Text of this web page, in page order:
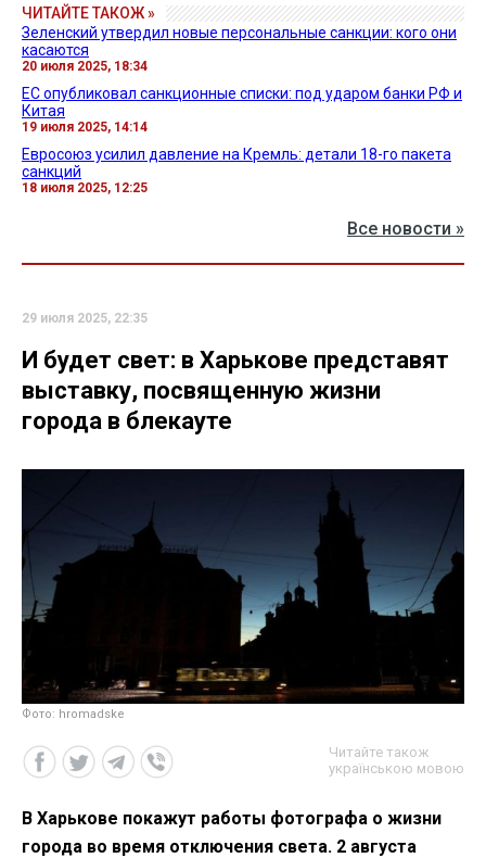
ЧИТАЙТЕ ТАКОЖ »
Зеленский утвердил новые персональные санкции: кого они
касаются
20 июля 2025, 18:34
ЕС опубликовал санкционные списки: под ударом банки РФ и
Китая
19 июля 2025, 14:14
Евросоюз усилил давление на Кремль: детали 18-го пакета
санкций
18 июля 2025, 12:25
Все новости »
29 июля 2025, 22:35
И будет свет: в Харькове представят
выставку, посвященную жизни
города в блекауте
Фото: hromadske
Читайте також
українською мовою
В Харькове покажут работы фотографа о жизни
города во время отключения света. 2 августа